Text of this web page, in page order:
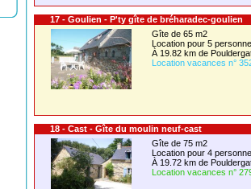
17 - Goulien - P'ty gîte de bréharadec-goulien
Gîte de 65 m2
Location pour 5
À 19.82 km de
Location vacances n°
18 - Cast - Gîte du moulin neuf-cast
Gîte de 75 m2
Location pour 4
À 19.72 km de
Location vacances n°